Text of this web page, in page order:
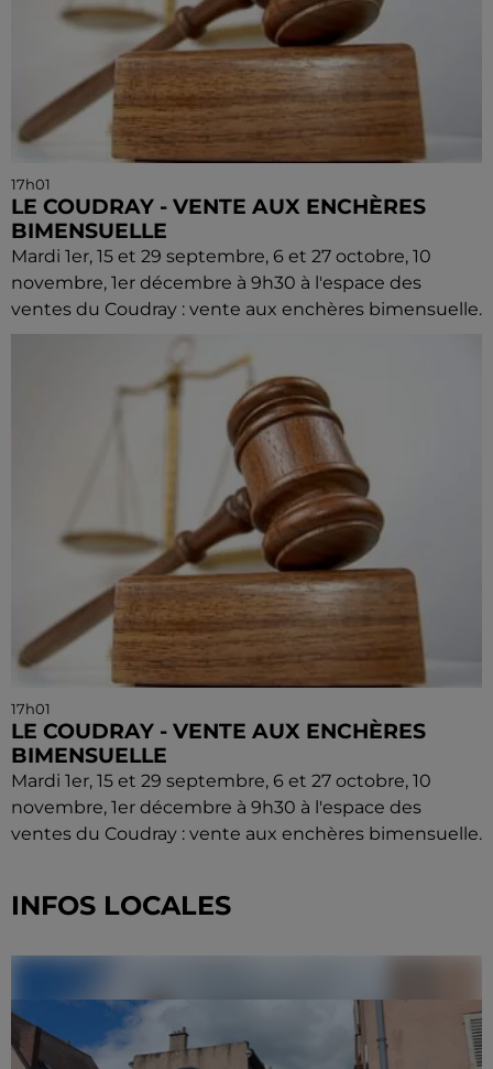
17h01
LE COUDRAY - VENTE AUX ENCHÈRES
BIMENSUELLE
Mardi 1er, 15 et 29 septembre, 6 et 27 octobre, 10
novembre, 1er décembre à 9h30 à l'espace des
ventes du Coudray : vente aux enchères bimensuelle.
17h01
LE COUDRAY - VENTE AUX ENCHÈRES
BIMENSUELLE
Mardi 1er, 15 et 29 septembre, 6 et 27 octobre, 10
novembre, 1er décembre à 9h30 à l'espace des
ventes du Coudray : vente aux enchères bimensuelle.
INFOS LOCALES